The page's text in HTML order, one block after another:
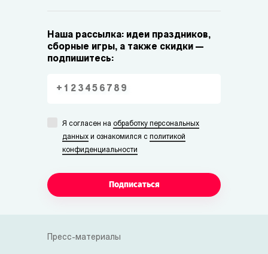
Наша рассылка: идеи праздников,
сборные игры, а также скидки —
подпишитесь:
Я согласен на обработку персональных
данных и ознакомился с политикой
конфиденциальности
Подписаться
Пресс-материалы